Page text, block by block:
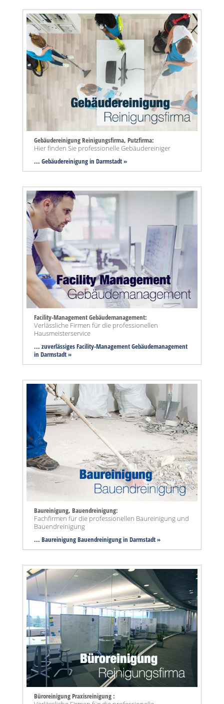
Gebäudereinigung Reinigungsfirma, Putzfirma:
Hier finden Sie professionelle Gebäudereiniger
... Gebäudereinigung in Darmstadt »
Facility-Management Gebäudemanagement:
Verlässliche Firmen für die professionellen
Hausmeisterservice
... zuverlässiges Facility-Management Gebäudemanagement
in Darmstadt »
Baureinigung, Bauendreinigung:
Fachfirmen für die professionellen Baureinigung und
Bauendreinigung
... Baureinigung Bauendreinigung in Darmstadt »
Büroreinigung Praxisreinigung :